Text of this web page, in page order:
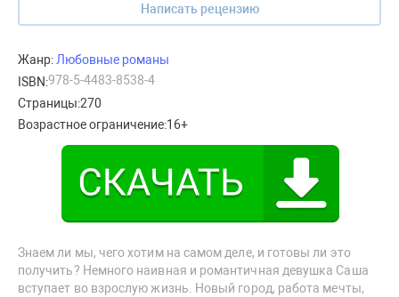
Написать рецензию
Жанр:Любовные романы
ISBN:978-5-4483-8538-4
Страницы:270
Возрастное ограничение:16+
Знаем ли мы, чего хотим на самом деле, и готовы ли это
получить? Немного наивная и романтичная девушка Саша
вступает во взрослую жизнь. Новый город, работа мечты,